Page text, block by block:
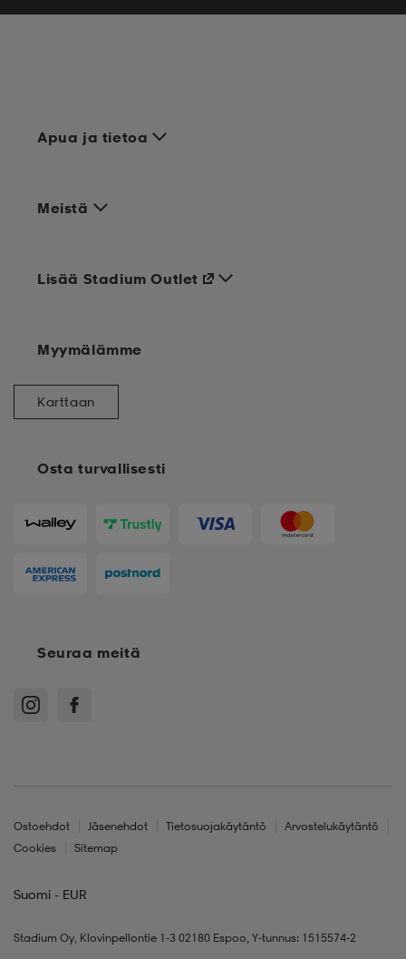
Apua ja tietoa
Meistä
Osta turvallisesti
Lisää Stadium Outlet
Myymälämme
Karttaan
Seuraa meitä
Ostoehdot Jäsenehdot Tietosuojakäytäntö
Arvostelukäytäntö
Cookies
Sitemap
Suomi - EUR
Stadium Oy, Klovinpellontie 1-3 02180 Espoo, Y-tunnus: 1515574-2